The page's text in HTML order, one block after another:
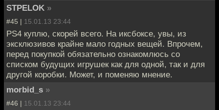
STPELOK »
#45 | 15.01.13 23:44
PS4 куплю, скорей всего. На иксбоксе, увы, из
эксклюзивов крайне мало годных вещей. Впрочем,
перед покупкой обязательно ознакомлюсь со
списком будущих игрушек как для одной, так и для
другой коробки. Может, и поменяю мнение.
morbid_s »
#46 | 15.01.13 23:44